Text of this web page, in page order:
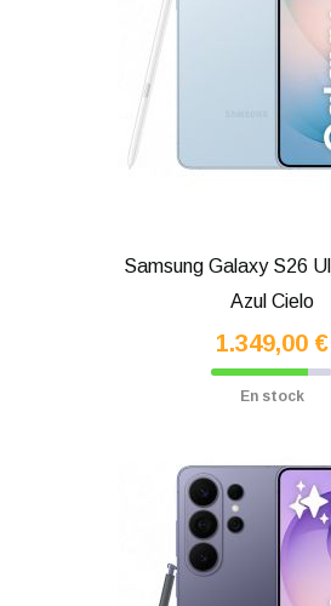
Samsung Galaxy S26
Azul Cielo
1.349,00 €
En stock